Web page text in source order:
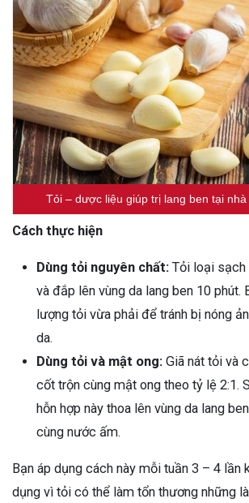
Tỏi – dược liệu giúp trị lang ben tại
Cách thực hiện
Dùng tỏi nguyên chất: Tỏi loại sạch
và đắp lên vùng da lang ben 10 phút.
lượng tỏi vừa phải để tránh bị nóng
da.
Dùng tỏi và mật ong: Giã nát tỏi và
cốt trộn cùng mật ong theo tỷ lệ 2:1.
hỗn hợp này thoa lên vùng da lang
cùng nước ấm.
Bạn áp dụng cách này mỗi tuần 3 – 4 lần
dụng vì tỏi có thể làm tổn thương những